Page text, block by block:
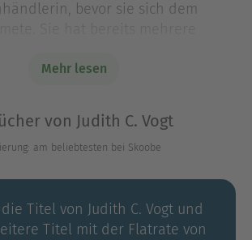
bevor sie sich dem
Roman, Die zerbrochene
Preis in der Kategorie
Roman". Das Ehepaar
Söhnen in Aachen.
Mehr lesen
von Judith C. Vogt
am beliebtesten bei Skoobe
Titel von Judith C. Vogt und
Titel mit der Flatrate von